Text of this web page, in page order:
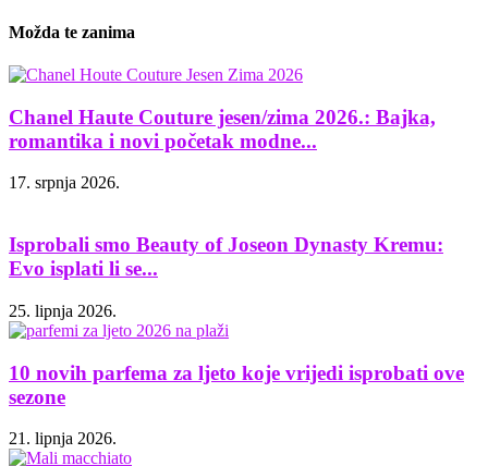
Možda te zanima
Chanel Haute Couture jesen/zima 2026.: Bajka,
romantika i novi početak modne...
17. srpnja 2026.
Isprobali smo Beauty of Joseon Dynasty Kremu:
Evo isplati li se...
25. lipnja 2026.
10 novih parfema za ljeto koje vrijedi isprobati ove
sezone
21. lipnja 2026.